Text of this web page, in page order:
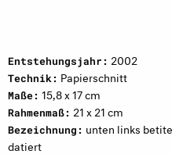
Entstehungsjahr: 2002
Technik: Papierschnitt
Maße: 15,8 x 17 cm
Rahmenmaß: 21 x 21 cm
Bezeichnung: unten links
datiert